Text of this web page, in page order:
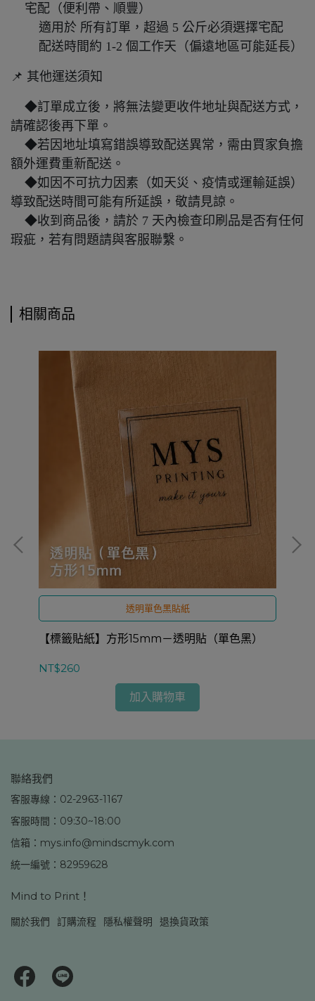
宅配（便利帶、順豐）
適用於 所有訂單，超過 5 公斤必須選擇宅配
配送時間約 1-2 個工作天（偏遠地區可能延長）
📌 其他運送須知
◆訂單成立後，將無法變更收件地址與配送方式，
請確認後再下單。
◆若因地址填寫錯誤導致配送異常，需由買家負擔
額外運費重新配送。
◆如因不可抗力因素（如天災、疫情或運輸延誤）
導致配送時間可能有所延誤，敬請見諒。
◆收到商品後，請於 7 天內檢查印刷品是否有任何
瑕疵，若有問題請與客服聯繫。
相關商品
透明單色黑貼紙
【標籤貼紙】方形15mm－透明貼（單色黑）
NT$260
加入購物車
聯絡我們
客服專線：02-2963-1167
客服時間：09:30~18:00
信箱：mys.info@mindscmyk.com
統一編號：82959628
Mind to Print！
關於我們 訂購流程 隱私權聲明 退換貨政策